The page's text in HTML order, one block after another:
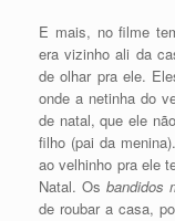
E mais, no filme
era vizinho ali da
de olhar pra ele.
onde a netinha do
de natal, que ele
filho (pai da
ao velhinho pra ele
Natal. Os bandidos
de roubar a casa,